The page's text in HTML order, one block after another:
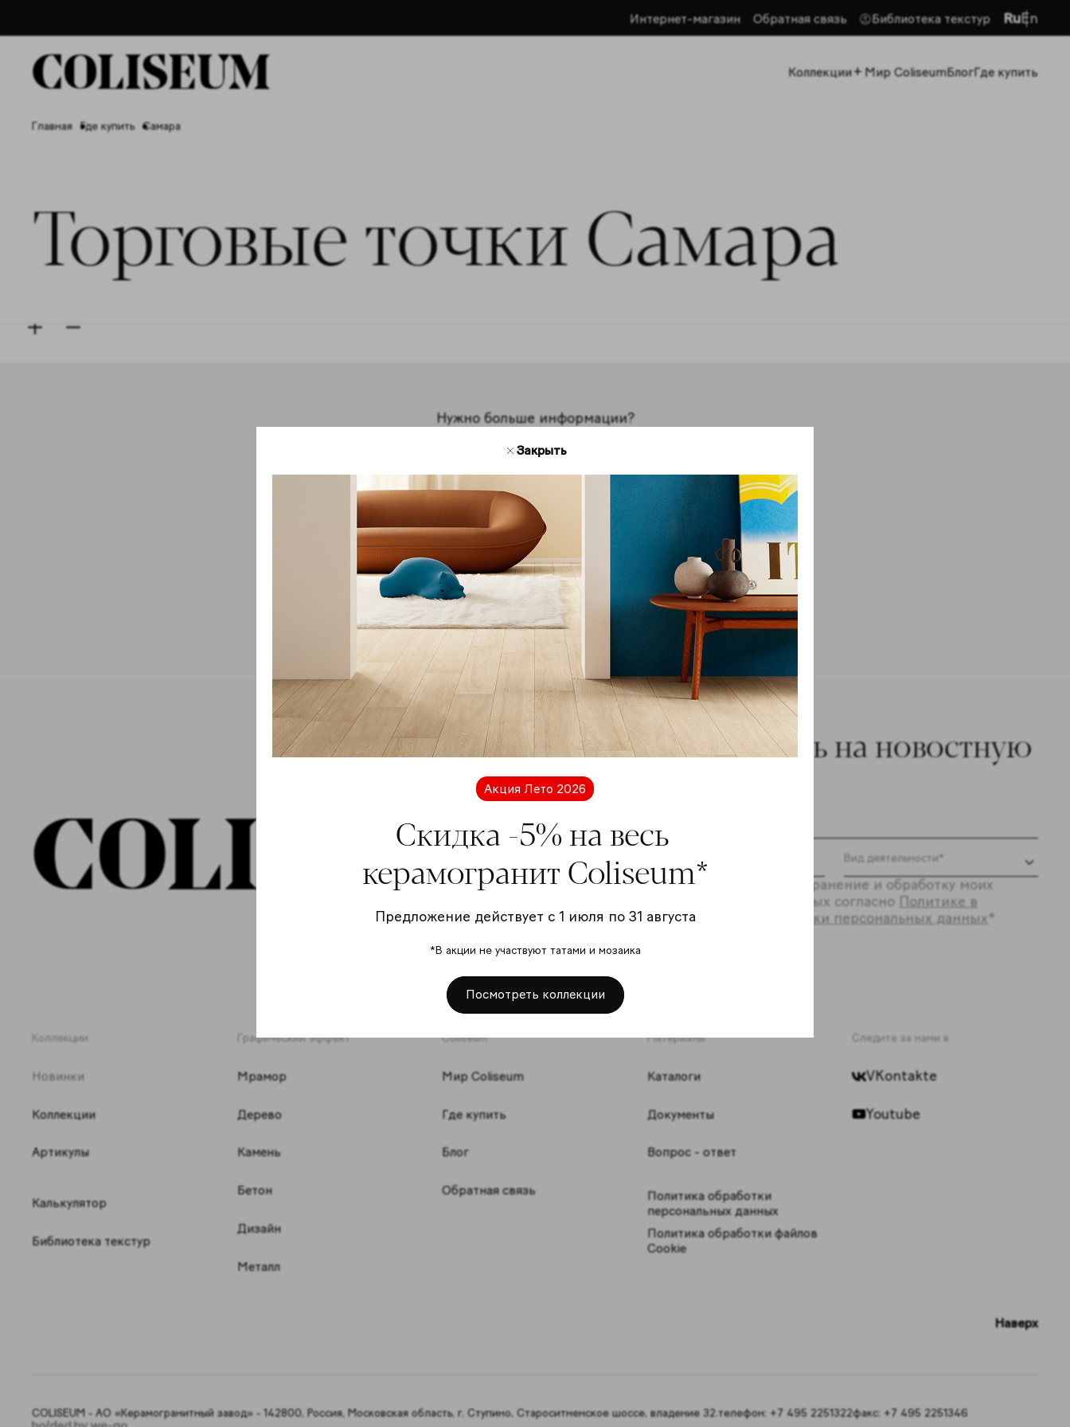
Интернет-магазин Обратная связь Библиотека текстур RuEn
Коллекции+ Мир ColiseumБлогГде купить
Главная Где купить Самара
Торговые точки Самара
Нужно больше информации?
Мы на связи
Свяжитесь с нами для получения дополнительной информации о
продукции Coliseum. Мы будем рады ответить на ваши вопросы.
Обратная связь
Закрыть
Акция Лето 2026
Скидка -5% на весь
керамогранит Coliseum*
Предложение действует с 1 июля по 31 августа
*В акции не участвуют татами и мозаика
Посмотреть коллекции
Подпишитесь на новостную
Я даю согласие на хранение и обработку моих
персональных данных согласно Политике в
отношении обработки персональных данных*
Коллекции
Новинки
Коллекции
Артикулы
Калькулятор
Библиотека текстур
Графический эффект
Мрамор
Дерево
Камень
Бетон
Дизайн
Металл
Coliseum
Мир Coliseum
Где купить
Блог
Обратная связь
Материалы
Каталоги
Документы
Вопрос - ответ
Политика обработки
персональных данных
Политика обработки файлов
Cookie
Следите за нами в
VKontakte
Youtube
Наверх
COLISEUM - АО «Керамогранитный завод» - 142800, Россия, Московская область, г. Ступино, Староситненское шоссе, владение 32.телефон: +7 495 2251322факс: +7 495 2251346